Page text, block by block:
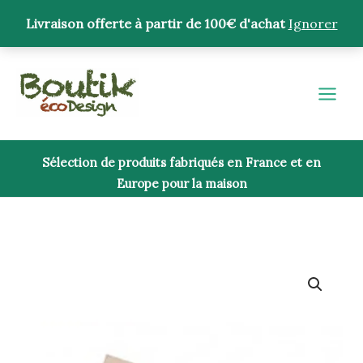
Livraison offerte à partir de 100€ d'achat Ignorer
contenu
Sélection de produits fabriqués en France et en
Europe pour la maison